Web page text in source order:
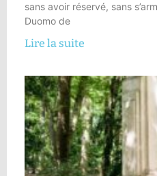
sans avoir réservé, sans
Duomo de
Lire la suite